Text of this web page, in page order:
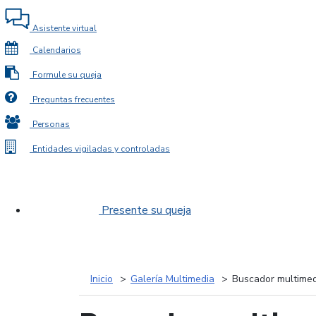
Asistente virtual
Calendarios
Formule su queja
Preguntas frecuentes
Personas
Entidades vigiladas y controladas
Presente su queja
Inicio Galería Multimedia Buscador